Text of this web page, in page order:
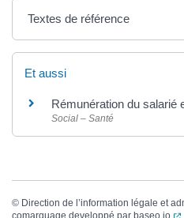
Textes de référence
Et aussi
Rémunération du salarié
Social – Santé
© Direction de l’information légale et
comarquage developpé par baseo.io